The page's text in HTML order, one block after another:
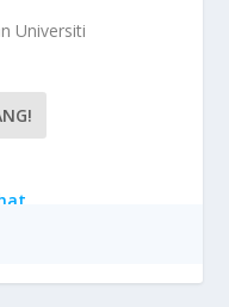
Universiti